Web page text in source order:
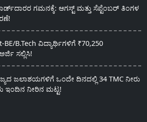
ಗಮನಕ್ಕೆ: ಆಗಸ್ಟ್ ಮತ್ತು ಸೆಪ್ಟೆಂಬರ್ ತಿಂಗಳ
B.Tech ವಿದ್ಯಾರ್ಥಿಗಳಿಗೆ ₹70,250
ಸಲ್ಲಿಸಿ!
ಜಲಾಶಯಗಳಿಗೆ ಒಂದೇ ದಿನದಲ್ಲಿ 34 TMC ನೀರು
ಇಂದಿನ ನೀರಿನ ಮಟ್ಟ!